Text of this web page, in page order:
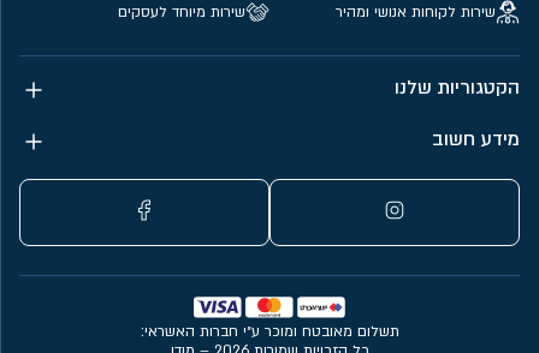
שירות לקוחות אנושי ומהיר
שירות מיוחד לעסקים
הקטגוריות שלנו
מידע חשוב
תשלום מאובטח ומוכר ע״י חברות האשראי: